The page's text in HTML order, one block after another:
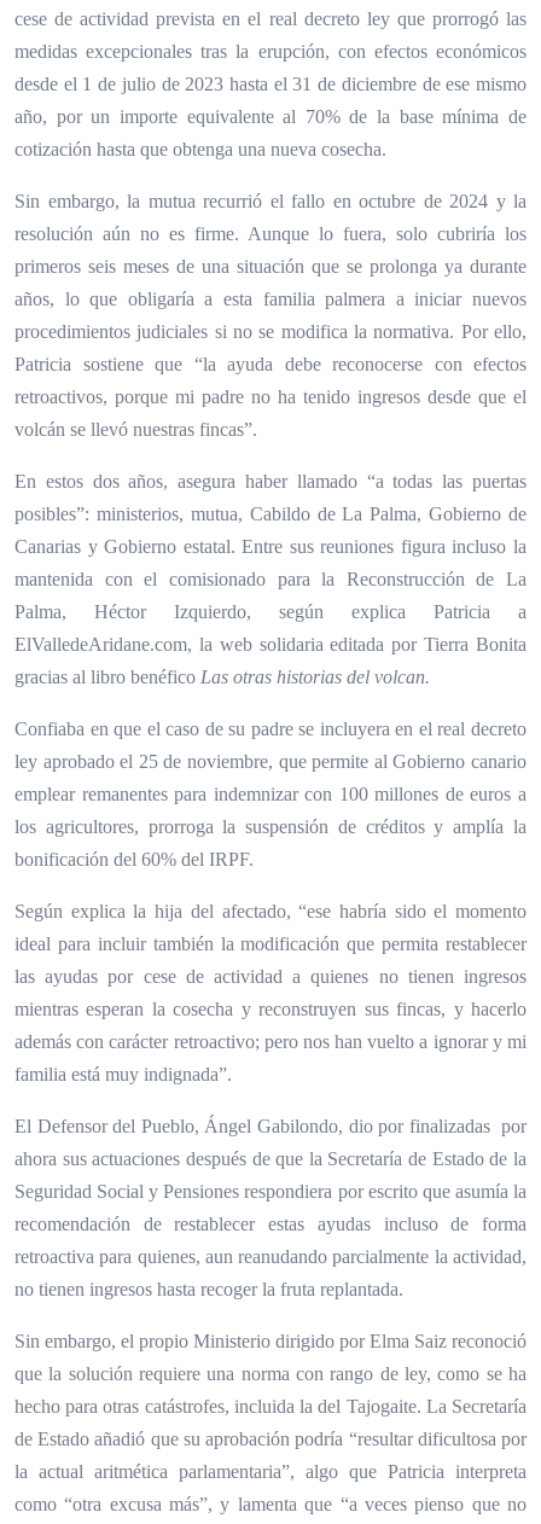
cese de actividad prevista en el real decreto ley que prorrogó las
medidas excepcionales tras la erupción, con efectos económicos
desde el 1 de julio de 2023 hasta el 31 de diciembre de ese mismo
año, por un importe equivalente al 70% de la base mínima de
cotización hasta que obtenga una nueva cosecha.
Sin embargo, la mutua recurrió el fallo en octubre de 2024 y la
resolución aún no es firme. Aunque lo fuera, solo cubriría los
primeros seis meses de una situación que se prolonga ya durante
años, lo que obligaría a esta familia palmera a iniciar nuevos
procedimientos judiciales si no se modifica la normativa. Por ello,
Patricia sostiene que “la ayuda debe reconocerse con efectos
retroactivos, porque mi padre no ha tenido ingresos desde que el
volcán se llevó nuestras fincas”.
En estos dos años, asegura haber llamado “a todas las puertas
posibles”: ministerios, mutua, Cabildo de La Palma, Gobierno de
Canarias y Gobierno estatal. Entre sus reuniones figura incluso la
mantenida con el comisionado para la Reconstrucción de La
Palma, Héctor Izquierdo, según explica Patricia a
ElValledeAridane.com, la web solidaria editada por Tierra Bonita
gracias al libro benéfico Las otras historias del volcan.
Confiaba en que el caso de su padre se incluyera en el real decreto
ley aprobado el 25 de noviembre, que permite al Gobierno canario
emplear remanentes para indemnizar con 100 millones de eurosa
los agricultores, prorroga la suspensión de créditos y amplía la
bonificación del 60% del IRPF.
Según explica la hija del afectado, “ese habría sido el momento
ideal para incluir también la modificación que permita restablecer
las ayudas por cese de actividad a quienes no tienen ingresos
mientras esperan la cosecha y reconstruyen sus fincas, y hacerlo
además con carácter retroactivo; pero nos han vuelto a ignorar y mi
familia está muy indignada”.
El Defensor del Pueblo, Ángel Gabilondo, dio por finalizadas por
ahora sus actuaciones después de que la Secretaría de Estado de la
Seguridad Social y Pensiones respondiera por escrito que asumía la
recomendación de restablecer estas ayudas incluso de forma
retroactiva para quienes, aun reanudando parcialmente la actividad,
no tienen ingresos hasta recoger la fruta replantada.
Sin embargo, el propio Ministerio dirigido por Elma Saiz reconoció
que la solución requiere una norma con rango de ley, como se ha
hecho para otras catástrofes, incluida la del Tajogaite. La Secretaría
de Estado añadió que su aprobación podría “resultar dificultosa por
la actual aritmética parlamentaria”, algo que Patricia interpreta
como “otra excusa más”, y lamenta que “a veces pienso que no